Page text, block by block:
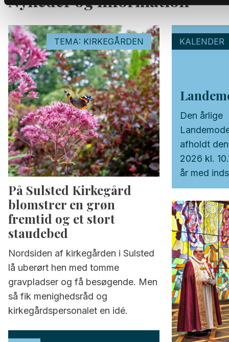
TEMA: KIRKEGÅRDEN
På Sulsted Kirkegård
blomstrer en grøn
fremtid og et stort
staudebed
Nordsiden af kirkegården i Sulsted
lå uberørt hen med tomme
gravpladser og få besøgende. Men
så fik menighedsråd og
kirkegårdspersonalet en idé.
KALENDER
Den årlige
afholdt
2026 kl.
år med
Oral Shaw.